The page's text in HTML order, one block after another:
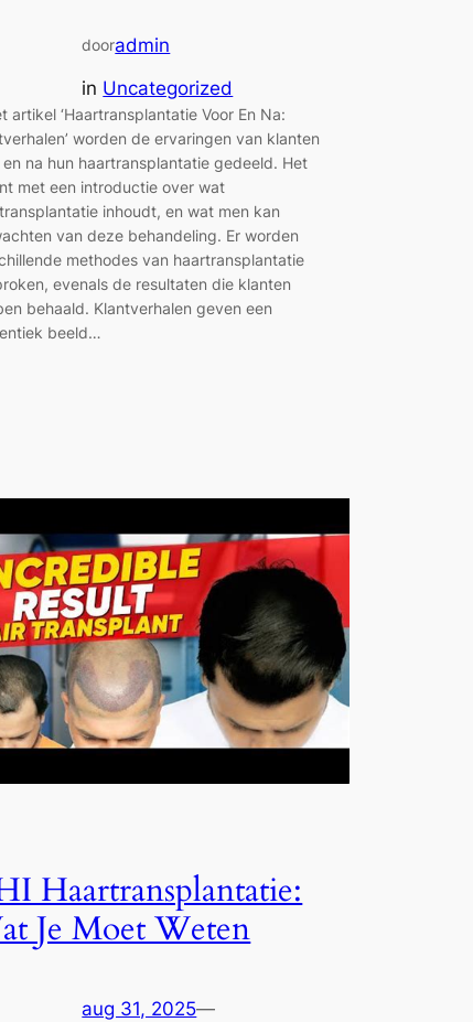
dooradmin
in Uncategorized
artikel ‘Haartransplantatie Voor En Na:
worden de ervaringen van klanten
na hun haartransplantatie gedeeld. Het
met een introductie over wat
inhoudt, en wat men kan
van deze behandeling. Er worden
methodes van haartransplantatie
evenals de resultaten die klanten
behaald. Klantverhalen geven een
beeld…
Haartransplantatie:
Je Moet Weten
aug 31, 2025—